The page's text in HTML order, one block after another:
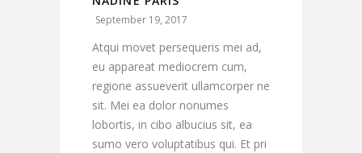
September 19, 2017
Atqui movet persequeris mei ad,
eu appareat mediocrem cum,
regione assueverit ullamcorper ne
sit. Mei ea dolor nonumes
lobortis, in cibo albucius sit, ea
sumo vero voluptatibus qui. Et pri